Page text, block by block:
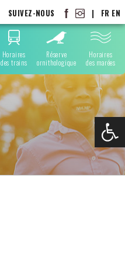
SUIVEZ-NOUS | FR EN
Horaires
des trains
Réserve
ornithologique
Horaires
des marées
Ouvrir